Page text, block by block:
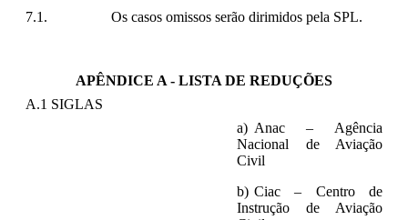
Os casos omissos serão dirimidos pela SPL.
APÊNDICE A - LISTA DE REDUÇÕES
A.1 SIGLAS
Anac – Agência
Nacional de Aviação
Civil
Ciac– Centro de
Instrução de Aviação